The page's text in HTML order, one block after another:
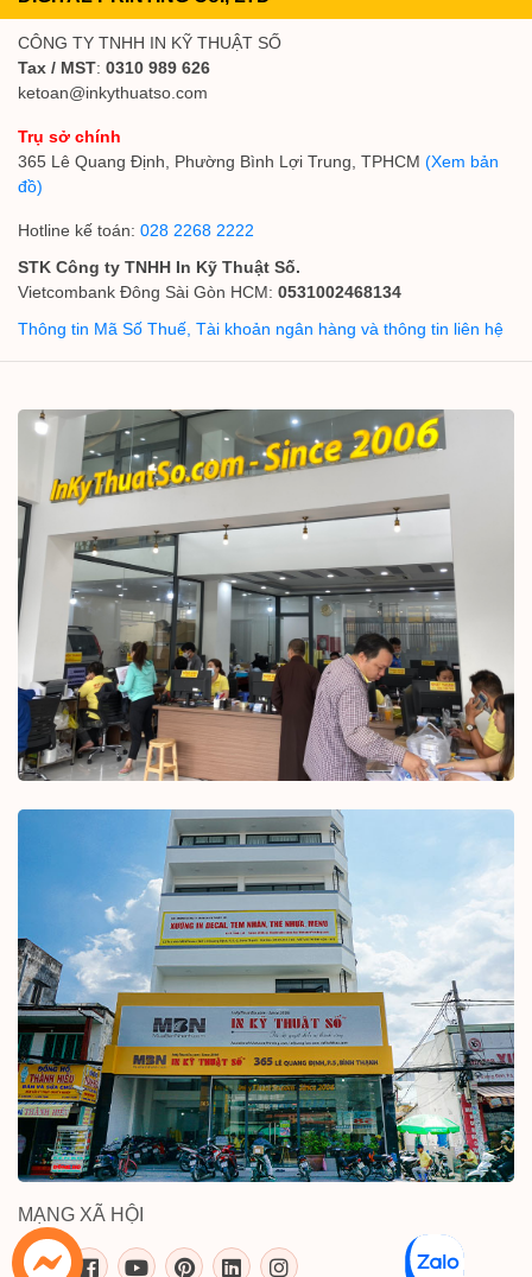
CÔNG TY TNHH IN KỸ THUẬT SỐ
Tax / MST: 0310 989 626
ketoan@inkythuatso.com
Trụ sở chính
365 Lê Quang Định, Phường Bình Lợi Trung, TPHCM (Xem bản
đồ)
Hotline kế toán: 028 2268 2222
STK Công ty TNHH In Kỹ Thuật Số.
Vietcombank Đông Sài Gòn HCM: 0531002468134
Thông tin Mã Số Thuế, Tài khoản ngân hàng và thông tin liên hệ
MẠNG XÃ HỘI
inkythuatso.com trên các mạng xã